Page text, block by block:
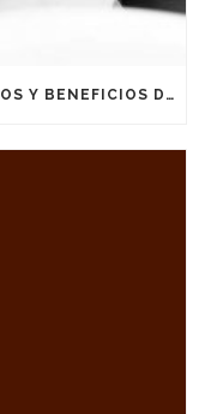
PREVENCIÓN DE CARIES EN NIÑOS Y BENEFICIOS DE LA FLUORIZACIÓN